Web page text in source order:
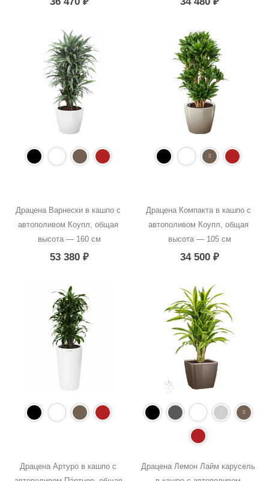
Драцена Варнески в кашпо с
автополивом Коупл, общая
высота — 160 см
53 380₽
Драцена Компакта в кашпо с
автополивом Коупл, общая
высота — 105 см
34 500 ₽
Драцена Артуро в кашпо с
Драцена Лемон Лайм карусель